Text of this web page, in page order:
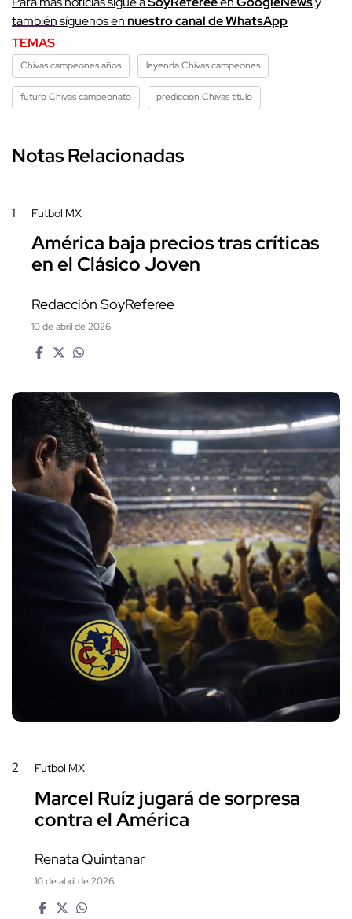
también síguenos ennuestro canal de WhatsApp
TEMAS
Chivas campeones años leyenda Chivas campeones
futuro Chivas campeonato predicción Chivas título
Notas Relacionadas
1 Futbol MX
América baja precios tras críticas
en el Clásico Joven
Redacción SoyReferee
10 de abril de 2026
2 Futbol MX
Marcel Ruíz jugará de sorpresa
contra el América
Renata Quintanar
10 de abril de 2026